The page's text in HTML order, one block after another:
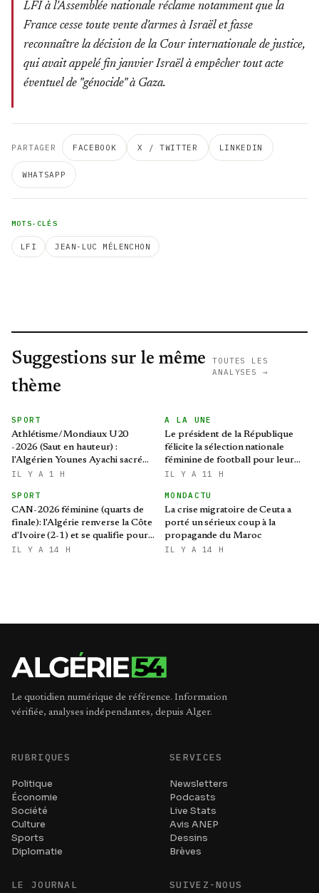
LFI à l'Assemblée nationale réclame notamment que la
France cesse toute vente d'armes à Israël et fasse
reconnaître la décision de la Cour internationale de justice,
qui avait appelé fin janvier Israël à empêcher tout acte
éventuel de "génocide" à Gaza.
PARTAGER FACEBOOK X / TWITTER LINKEDIN
WHATSAPP
MOTS-CLÉS
LFI JEAN-LUC MÉLENCHON
Suggestions sur le même
thème
TOUTES LES
ANALYSES →
SPORT
Athlétisme/Mondiaux U20
-2026 (Saut en hauteur) :
l'Algérien Younes Ayachi sacré
champion du monde
IL Y A 1 H
A LA UNE
Le président de la République
félicite la sélection nationale
féminine de football pour leur
qualification au Mondial 2027 et
IL Y A 11 H
SPORT
CAN-2026 féminine (quarts de
finale): l'Algérie renverse la Côte
d'Ivoire (2-1) et se qualifie pour
le Mondial brésilien
IL Y A 14 H
MONDACTU
La crise migratoire de Ceuta a
porté un sérieux coup à la
propagande du Maroc
IL Y A 14 H
Le quotidien numérique de référence. Information
vérifiée, analyses indépendantes, depuis Alger.
RUBRIQUES
Politique
Économie
Société
Culture
Sports
Diplomatie
SERVICES
Newsletters
Podcasts
Live Stats
Avis ANEP
Dessins
Brèves
LE JOURNAL SUIVEZ-NOUS